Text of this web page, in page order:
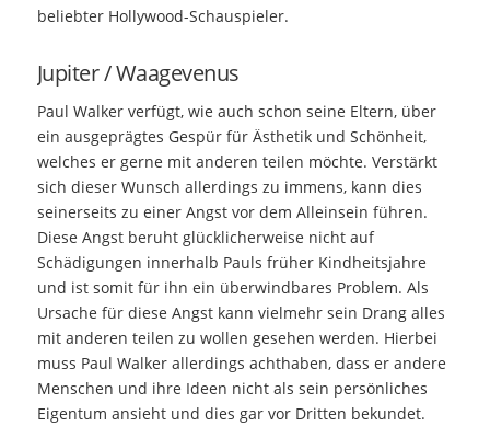
beliebter Hollywood-Schauspieler.
Jupiter / Waagevenus
Paul Walker verfügt, wie auch schon seine Eltern, über
ein ausgeprägtes Gespür für Ästhetik und Schönheit,
welches er gerne mit anderen teilen möchte. Verstärkt
sich dieser Wunsch allerdings zu immens, kann dies
seinerseits zu einer Angst vor dem Alleinsein führen.
Diese Angst beruht glücklicherweise nicht auf
Schädigungen innerhalb Pauls früher Kindheitsjahre
und ist somit für ihn ein überwindbares Problem. Als
Ursache für diese Angst kann vielmehr sein Drang alles
mit anderen teilen zu wollen gesehen werden. Hierbei
muss Paul Walker allerdings achthaben, dass er andere
Menschen und ihre Ideen nicht als sein persönliches
Eigentum ansieht und dies gar vor Dritten bekundet.